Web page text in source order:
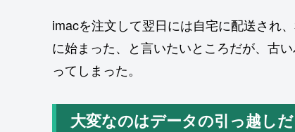
imacを注文して翌日には自宅に配送され
に始まった、と言いたいところだが、古
ってしまった。
大変なのはデータの引っ越し